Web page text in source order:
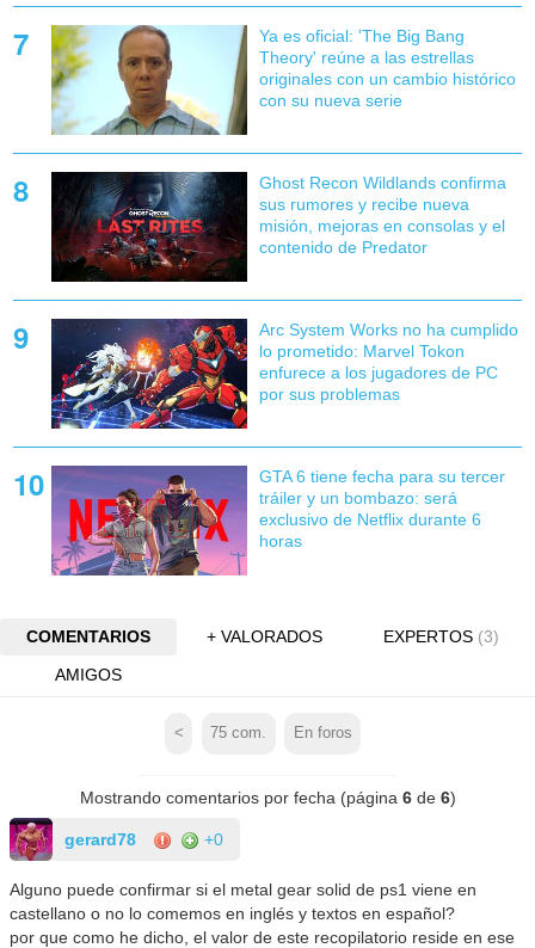
Ya es oficial: 'The Big Bang
Theory' reúne a las estrellas
originales con un cambio histórico
con su nueva serie
Ghost Recon Wildlands confirma
sus rumores y recibe nueva
misión, mejoras en consolas y el
contenido de Predator
Arc System Works no ha cumplido
lo prometido: Marvel Tokon
enfurece a los jugadores de PC
por sus problemas
GTA 6 tiene fecha para su tercer
tráiler y un bombazo: será
exclusivo de Netflix durante 6
horas
COMENTARIOS + VALORADOS EXPERTOS (3)
AMIGOS
< 75 com. En foros
Mostrando comentarios por fecha (página 6de 6)
gerard78 +0
Alguno puede confirmar si el metal gear solid de ps1 viene en
castellano o no lo comemos en inglés y textos en español?
por que como he dicho, el valor de este recopilatorio reside en ese